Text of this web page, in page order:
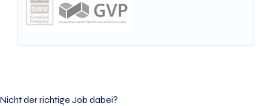
Nicht der richtige Job dabei?